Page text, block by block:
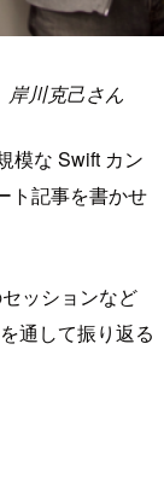
岸川克己さん
模な Swift カン
ト記事を書かせ
ッションなど
通して振り返る